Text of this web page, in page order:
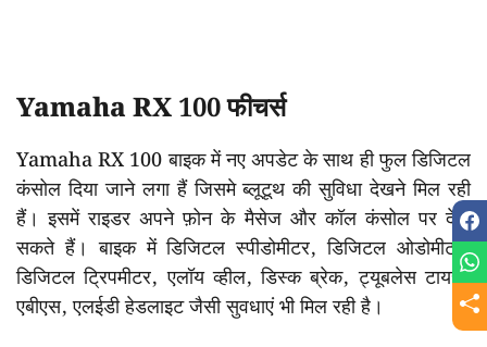
Yamaha RX 100 फीचर्स
Yamaha RX 100 बाइक में नए अपडेट के साथ ही फुल डिजिटल
कंसोल दिया जाने लगा हैं जिसमे ब्लूटूथ की सुविधा देखने मिल रही
हैं। इसमें राइडर अपने फ़ोन के मैसेज और कॉल कंसोल पर देख
सकते हैं। बाइक में डिजिटल स्पीडोमीटर, डिजिटल ओडोमीटर,
डिजिटल ट्रिपमीटर, एलॉय व्हील, डिस्क ब्रेक, ट्यूबलेस टायर्स,
एबीएस, एलईडी हेडलाइट जैसी सुवधाएं भी मिल रही है।